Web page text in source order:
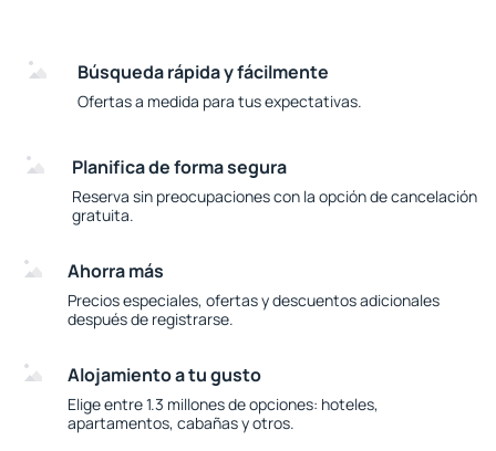
Búsqueda rápida y fácilmente
Ofertas a medida para tus expectativas.
Planifica de forma segura
Reserva sin preocupaciones con la opción de cancelación
gratuita.
Ahorra más
Precios especiales, ofertas y descuentos adicionales
después de registrarse.
Alojamiento a tu gusto
Elige entre 1.3 millones de opciones: hoteles,
apartamentos, cabañas y otros.